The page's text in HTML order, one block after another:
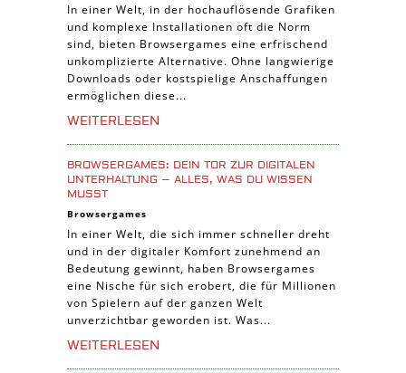
Piraten Spiele
Sport Spiele
Pferde Spiele
Simulation Spiele
Tier Spiele
Casual Spiele
Abenteuer Spiele
Online Spiele
3-Gewinnt Spiele
Trading Card Spiele
Manager Spiele
In einer Welt, in der hochauflösende Grafiken
und komplexe Installationen oft die Norm
sind, bieten Browsergames eine erfrischend
unkomplizierte Alternative. Ohne langwierige
Downloads oder kostspielige Anschaffungen
ermöglichen diese...
WEITERLESEN
BROWSERGAMES: DEIN TOR ZUR DIGITALEN
UNTERHALTUNG – ALLES, WAS DU WISSEN
MUSST
Browsergames
In einer Welt, die sich immer schneller dreht
und in der digitaler Komfort zunehmend an
Bedeutung gewinnt, haben Browsergames
eine Nische für sich erobert, die für Millionen
von Spielern auf der ganzen Welt
unverzichtbar geworden ist. Was...
WEITERLESEN